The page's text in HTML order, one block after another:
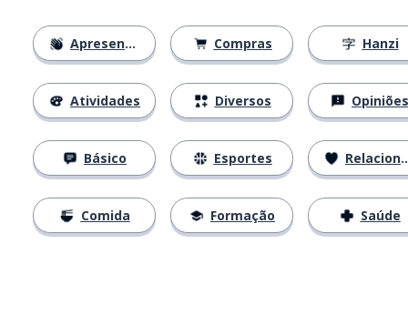
Apresentações
Atividades
Básico
Comida
Compras
Diversos
Esportes
Formação
Hanzi
Opiniões
Relacionamentos
Saúde